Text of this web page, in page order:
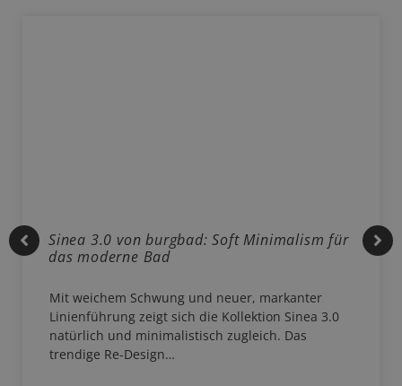
Sinea 3.0 von burgbad: Soft Minimalism für
das moderne Bad
Mit weichem Schwung und neuer, markanter
Linienführung zeigt sich die Kollektion Sinea 3.0
natürlich und minimalistisch zugleich. Das
trendige Re-Design…